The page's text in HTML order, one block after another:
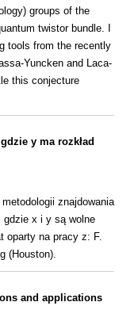
groups of the
twistor bundle. I
tools from the recently
Yuncken and Laca-
this conjecture
y ma rozkład
znajdowania
gdzie x i y są wolne
oparty na pracy z: F.
(Houston).
and applications